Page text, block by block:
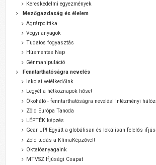
Kereskedelmi egyezmények
Mezőgazdaság és élelem
Agrárpolitika
Vegyi anyagok
Tudatos fogyasztás
Húsmentes Nap
Génmanipuláció
Fenntarthatóságra nevelés
Iskolai vetélkedőink
Legyél a hétköznapok hőse!
Ökoháló - fenntarthatóságra nevelési intézményi
Zöld Európa Tanoda
LÉPTÉK képzés
Gear UP! Együtt a globálisan és lokálisan felelős
Zöld tudás a KlímaKépzővel!
Oktatóanyagaink
MTVSZ Ifjúsági Csapat